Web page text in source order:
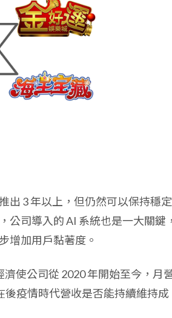
出 3 年以上，但仍然可以保持穩
公司導入的 AI 系統也是一大關鍵
增加用戶黏著度。
使公司從 2020 年開始至今，月
後疫情時代營收是否能持續維持成